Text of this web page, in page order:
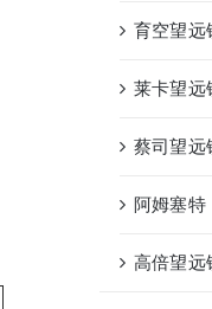
育空望远
莱卡望远
蔡司望远
阿姆塞特
高倍望远